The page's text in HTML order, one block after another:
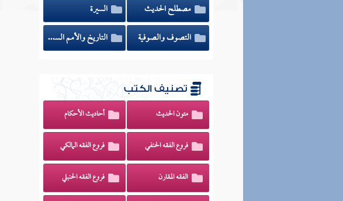
مصطلح الحديث
السيرة
التصوف والصوفية
التاريخ والأمم السابقة
تصنيف الكتب
متون الحديث أحاديث الأحكام
فروع الفقه الحنفي فروع الفقه المالكي
الفقه المقارن فروع الفقه الحنبلي